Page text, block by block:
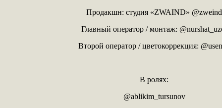
Продакшн: студия «ZWAIND» @zweind
Главный оператор / монтаж:
Второй оператор / цветокоррекция:
В ролях:
@ablikim_tursunov